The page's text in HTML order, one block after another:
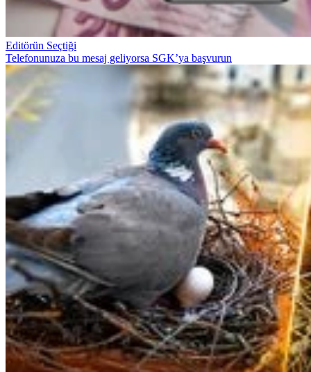
Editörün Seçtiği
Telefonunuza bu mesaj geliyorsa SGK’ya başvurun